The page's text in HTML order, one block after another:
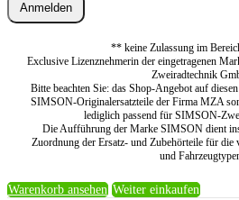
Anmelden
** keine Zulassung im
Exclusive Lizenznehmerin der eingetragenen
Zweiradtechnik
Bitte beachten Sie: das Shop-Angebot auf
SIMSON-Originalersatzteile der Firma MZA
lediglich passend für SIMSON-
Die Aufführung der Marke SIMSON dient
Zuordnung der Ersatz- und Zubehörteile für die
und
Warenkorb ansehen Weiter einkaufen